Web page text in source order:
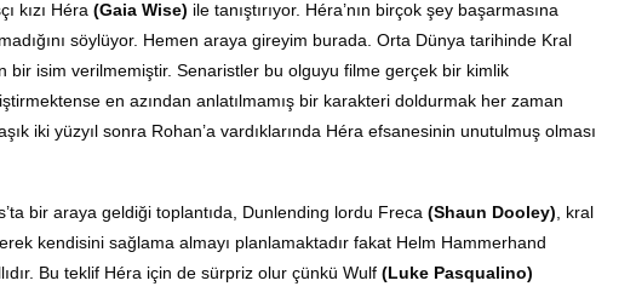
kızı Héra (Gaia Wise) ile tanıştırıyor. Héra’nın birçok şey başarmasına
söylüyor. Hemen araya gireyim burada. Orta Dünya tarihinde Kral
bir isim verilmemiştir. Senaristler bu olguyu filme gerçek bir kimlik
en azından anlatılmamış bir karakteri doldurmak her zaman
iki yüzyıl sonra Rohan’a vardıklarında Héra efsanesinin unutulmuş olması
bir araya geldiği toplantıda, Dunlending lordu Freca (Shaun Dooley), kral
kendisini sağlama almayı planlamaktadır fakat Helm Hammerhand
Bu teklif Héra için de sürpriz olur çünkü Wulf (Luke Pasqualino)